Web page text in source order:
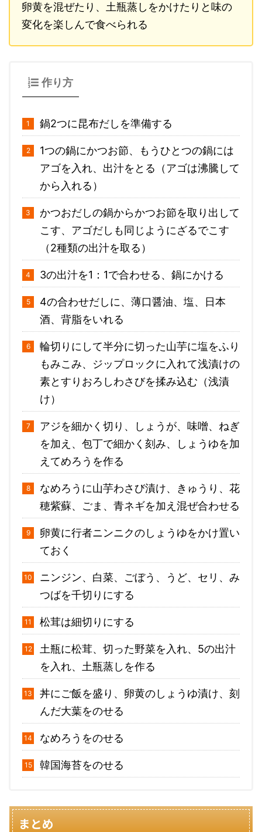
卵黄を混ぜたり、土瓶蒸しをかけたりと味の
変化を楽しんで食べられる
作り方
鍋2つに昆布だしを準備する
1つの鍋にかつお節、もうひとつの鍋には
アゴを入れ、出汁をとる（アゴは沸騰して
から入れる）
かつおだしの鍋からかつお節を取り出して
こす、アゴだしも同じようにざるでこす
（2種類の出汁を取る）
3の出汁を1：1で合わせる、鍋にかける
4の合わせだしに、薄口醤油、塩、日本
酒、背脂をいれる
輪切りにして半分に切った山芋に塩をふり
もみこみ、ジップロックに入れて浅漬けの
素とすりおろしわさびを揉み込む（浅漬
け）
アジを細かく切り、しょうが、味噌、ねぎ
を加え、包丁で細かく刻み、しょうゆを加
えてめろうを作る
なめろうに山芋わさび漬け、きゅうり、花
穂紫蘇、ごま、青ネギを加え混ぜ合わせる
卵黄に行者ニンニクのしょうゆをかけ置い
ておく
ニンジン、白菜、ごぼう、うど、セリ、み
つばを千切りにする
松茸は細切りにする
土瓶に松茸、切った野菜を入れ、5の出汁
を入れ、土瓶蒸しを作る
丼にご飯を盛り、卵黄のしょうゆ漬け、刻
んだ大葉をのせる
なめろうをのせる
韓国海苔をのせる
まとめ